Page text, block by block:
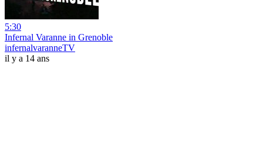
5:30
Infernal Varanne in Grenoble
infernalvaranneTV
il y a 14 ans